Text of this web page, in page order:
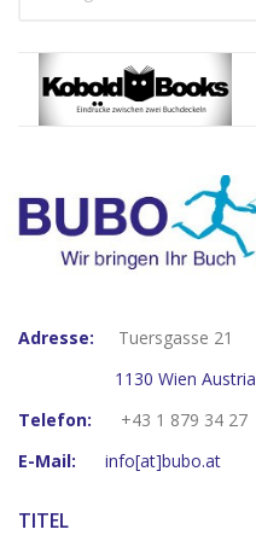
Adresse:
Tuersgasse 21
1130 Wien Austria
Telefon:
+43 1 879 34 27
E-Mail:
info[at]bubo.at
TITEL